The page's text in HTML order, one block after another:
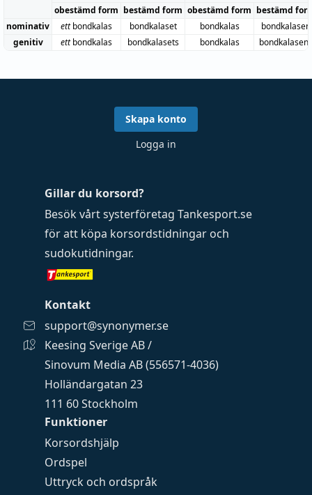
obestämd form bestämd form obestämd form bestämd
nominativ
ettbondkalas bondkalaset bondkalas
bondkalasen
genitiv
ettbondkalas bondkalasets bondkalas bondkalasens
Funktioner
Korsordshjälp
Ordspel
Uttryck och ordspråk
Gillar du korsord?
Besök vårt systerföretag Tankesport.se
för att köpa korsordstidningar och
sudokutidningar.
Kontakt
support@synonymer.se
Keesing Sverige AB /
Sinovum Media AB (556571-4036)
Holländargatan 23
111 60 Stockholm
Skapa konto
Logga in